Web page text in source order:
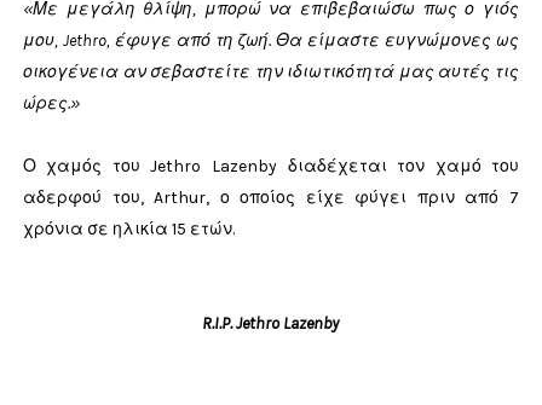
«Με μεγάλη θλίψη, μπορώ να επιβεβαιώσω πως ο γιός
μου, Jethro, έφυγε από τη ζωή. Θα είμαστε ευγνώμονες ως
οικογένεια αν σεβαστείτε την ιδιωτικότητά μας αυτές τις
ώρες.»
Ο χαμός του Jethro Lazenby διαδέχεται τον χαμό του
αδερφού του, Arthur, ο οποίος είχε φύγει πριν από 7
χρόνια σε ηλικία 15 ετών.
R.I.P. Jethro Lazenby